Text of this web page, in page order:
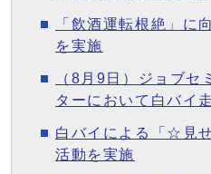
「飲酒運転根絶」に
を実施
（8月9日）ジョブセ
ターにおいて白バイ
白バイによる「☆見
活動を実施